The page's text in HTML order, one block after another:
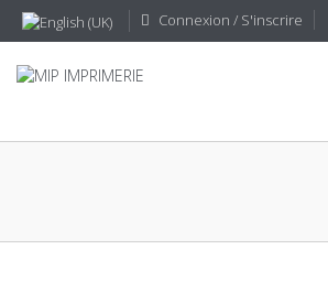
Connexion / S'inscrire